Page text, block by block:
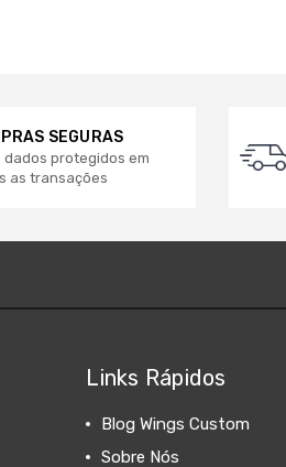
SEGURAS
dados protegidos em
as transações
Links Rápidos
Blog Wings Custom
Sobre Nós